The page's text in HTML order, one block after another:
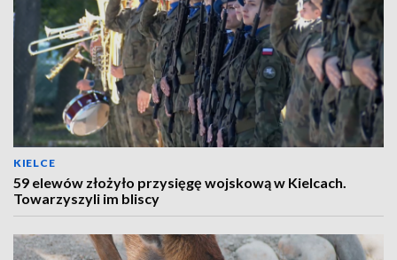
KIELCE
59 elewów złożyło przysięgę wojskową w Kielcach.
Towarzyszyli im bliscy